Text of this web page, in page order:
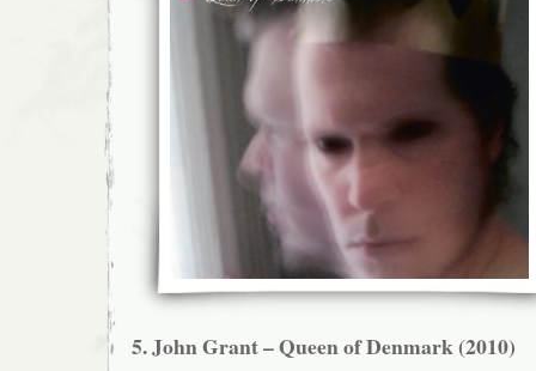
5. John Grant – Queen of Denmark (2010)